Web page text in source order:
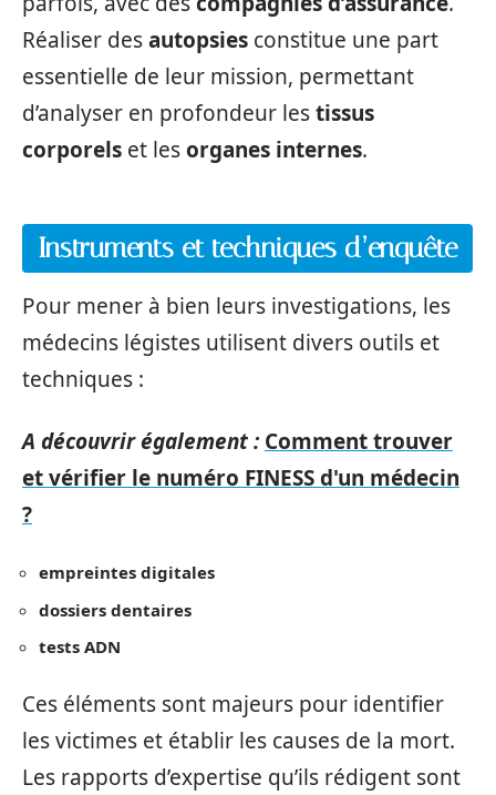
Réaliser desautopsies constitue une part
essentielle de leur mission, permettant
d’analyser en profondeur lestissus
corporels et lesorganes internes.
Instruments et techniques d’enquête
Pour mener à bien leurs investigations, les
médecins légistes utilisent divers outils et
techniques :
A découvrir également : Comment trouver
et vérifier le numéro FINESS d'un médecin
?
empreintes digitales
dossiers dentaires
tests ADN
Ces éléments sont majeurs pour identifier
les victimes et établir les causes de la mort.
Les rapports d’expertise qu’ils rédigent sont